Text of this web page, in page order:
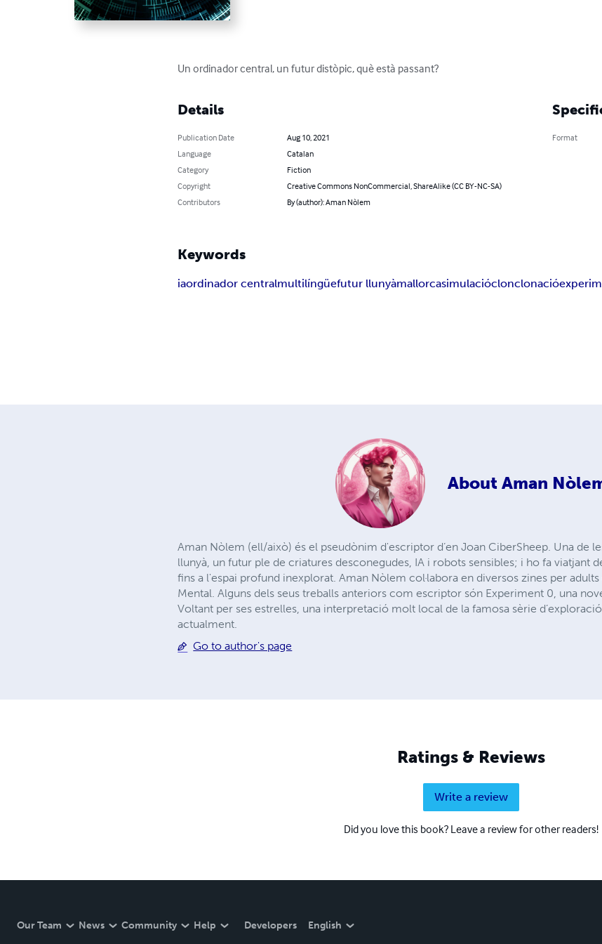
Un ordinador central, un futur distòpic, què està passant?
Details
Publication Date
Aug 10, 2021
Language
Catalan
Category
Fiction
Copyright
Creative Commons NonCommercial, ShareAlike (CC BY-NC-SA)
Contributors
By (author): Aman Nòlem
Format
Keywords
iaordinador centralmultilíngüefutur llunyàmallorcasimulacióclonclonació
About Aman
Aman Nòlem (ell/això) és el pseudònim d'escriptor d’en Joan CiberSheep. Una de
llunyà, un futur ple de criatures desconegudes, IA i robots sensibles; i ho fa viatjant
fins a l'espai profund inexplorat. Aman Nòlem col·labora en diversos zines per
Mental. Alguns dels seus treballs anteriors com escriptor són Experiment 0, una
Voltant per ses estrelles, una interpretació molt local de la famosa sèrie
actualment.
Go to author's page
Ratings & Reviews
Write a review
Did you love this book? Leave a review for other readers!
Our Team News Community Help Developers English